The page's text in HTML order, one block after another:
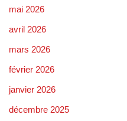
mai 2026
avril 2026
mars 2026
février 2026
janvier 2026
décembre 2025